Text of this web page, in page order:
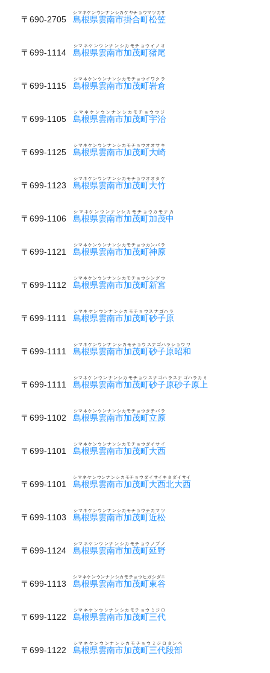
〒690-2705 島根県雲南市掛合町松笠
シマネケンウンナンシカケヤチョウマツカサ
〒699-1114 島根県雲南市加茂町猪尾
シマネケンウンナンシカモチョウイノオ
〒699-1115 島根県雲南市加茂町岩倉
シマネケンウンナンシカモチョウイワクラ
〒699-1105 島根県雲南市加茂町宇治
シマネケンウンナンシカモチョウウジ
〒699-1125 島根県雲南市加茂町大崎
シマネケンウンナンシカモチョウオオサキ
〒699-1123 島根県雲南市加茂町大竹
シマネケンウンナンシカモチョウオオタケ
〒699-1106 島根県雲南市加茂町加茂中
シマネケンウンナンシカモチョウカモナカ
〒699-1121 島根県雲南市加茂町神原
シマネケンウンナンシカモチョウカンバラ
〒699-1112 島根県雲南市加茂町新宮
シマネケンウンナンシカモチョウシングウ
〒699-1111 島根県雲南市加茂町砂子原
シマネケンウンナンシカモチョウスナゴハラ
〒699-1111 島根県雲南市加茂町砂子原昭和
シマネケンウンナンシカモチョウスナゴハラショウワ
〒699-1111 島根県雲南市加茂町砂子原砂子原上
シマネケンウンナンシカモチョウスナゴハラスナゴハラカミ
〒699-1102 島根県雲南市加茂町立原
シマネケンウンナンシカモチョウタチバラ
〒699-1101 島根県雲南市加茂町大西
シマネケンウンナンシカモチョウダイサイ
〒699-1101 島根県雲南市加茂町大西北大西
シマネケンウンナンシカモチョウダイサイキタダイサイ
〒699-1103 島根県雲南市加茂町近松
シマネケンウンナンシカモチョウチカマツ
〒699-1124 島根県雲南市加茂町延野
シマネケンウンナンシカモチョウノブノ
〒699-1113 島根県雲南市加茂町東谷
シマネケンウンナンシカモチョウヒガシダニ
〒699-1122 島根県雲南市加茂町三代
シマネケンウンナンシカモチョウミジロ
〒699-1122 島根県雲南市加茂町三代段部
シマネケンウンナンシカモチョウミジロタンベ